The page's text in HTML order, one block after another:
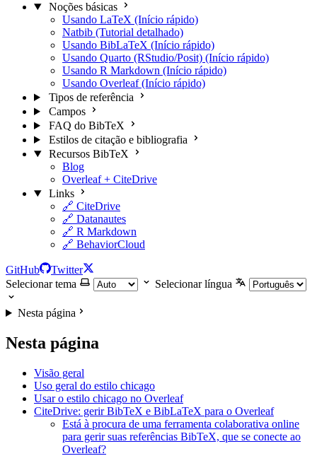
Noções básicas
Usando LaTeX (Início rápido)
Natbib (Tutorial detalhado)
Usando BibLaTeX (Início rápido)
Usando Quarto (RStudio/Posit) (Início rápido)
Usando R Markdown (Início rápido)
Usando Overleaf (Início rápido)
Tipos de referência
Campos
FAQ do BibTeX
Estilos de citação e bibliografia
Recursos BibTeX
Blog
Overleaf + CiteDrive
Links
🔗 CiteDrive
🔗 Datanautes
🔗 R Markdown
🔗 BehaviorCloud
GitHub
Twitter
Selecionar tema
Selecionar língua
Nesta página
Nesta página
Visão geral
Uso geral do estilo chicago
Usar o estilo chicago no Overleaf
CiteDrive: gerir BibTeX e BibLaTeX para o Overleaf
Está à procura de uma ferramenta colaborativa online
para gerir suas referências BibTeX, que se conecte ao
Overleaf?